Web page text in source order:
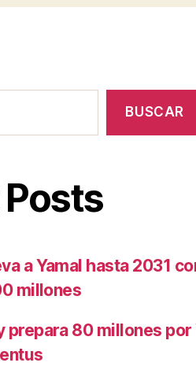
BUSCAR
a Yamal hasta 2031
millones
prepara 80 millones por